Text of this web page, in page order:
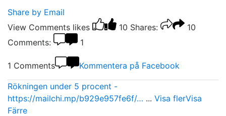
Share by Email
View Comments likes 10 Shares:
10
Comments:
1
1 Comments Kommentera på Facebook
Rökningen under 5 procent -
https://mailchi.mp/b929e957fe6f/… ... Visa flerVisa
Färre